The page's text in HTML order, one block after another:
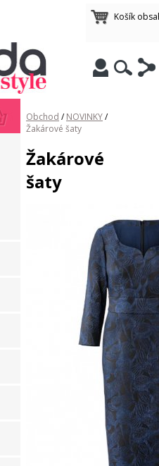
Košík
Obchod / NOVINKY/
Žakárové šaty
Žakárové
šaty